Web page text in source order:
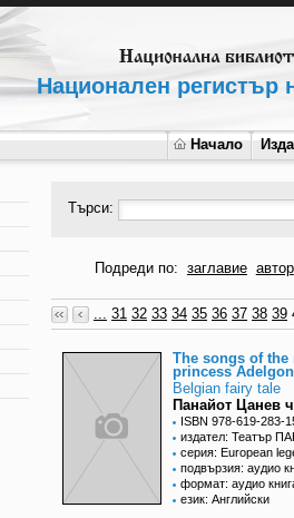
Национален регистър
Начало
Търси:
Подреди по: заглавие автор
... 31 32 33 34 35 36 37 38 39
The songs of the
princess
Belgian fairy tale
Панайот Цанев
ISBN 978-619-283-
издател: Театър
серия: European
подвързия: аудио
формат: аудио
език: Английски